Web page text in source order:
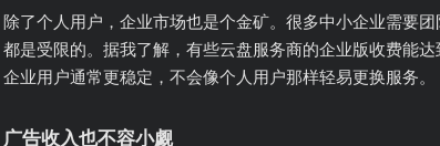
除了个人用户，企业市场也是个金矿。很多中小企业需要
都是受限的。据我了解，有些云盘服务商的企业版收费能
企业用户通常更稳定，不会像个人用户那样轻易更换服务。
广告收入也不容小觑